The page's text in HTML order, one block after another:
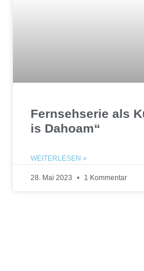
Fernsehserie als
is Dahoam“
WEITERLESEN »
28. Mai 2023 1 Kommentar